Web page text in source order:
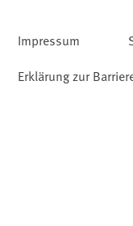
Impressum
Erklärung zur